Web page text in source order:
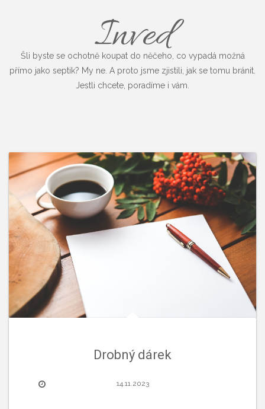
Inved
Šli byste se ochotně koupat do něčeho, co vypadá možná
přímo jako septik? My ne. A proto jsme zjistili, jak se tomu bránit.
Jestli chcete, poradíme i vám.
Drobný dárek
14.11.2023